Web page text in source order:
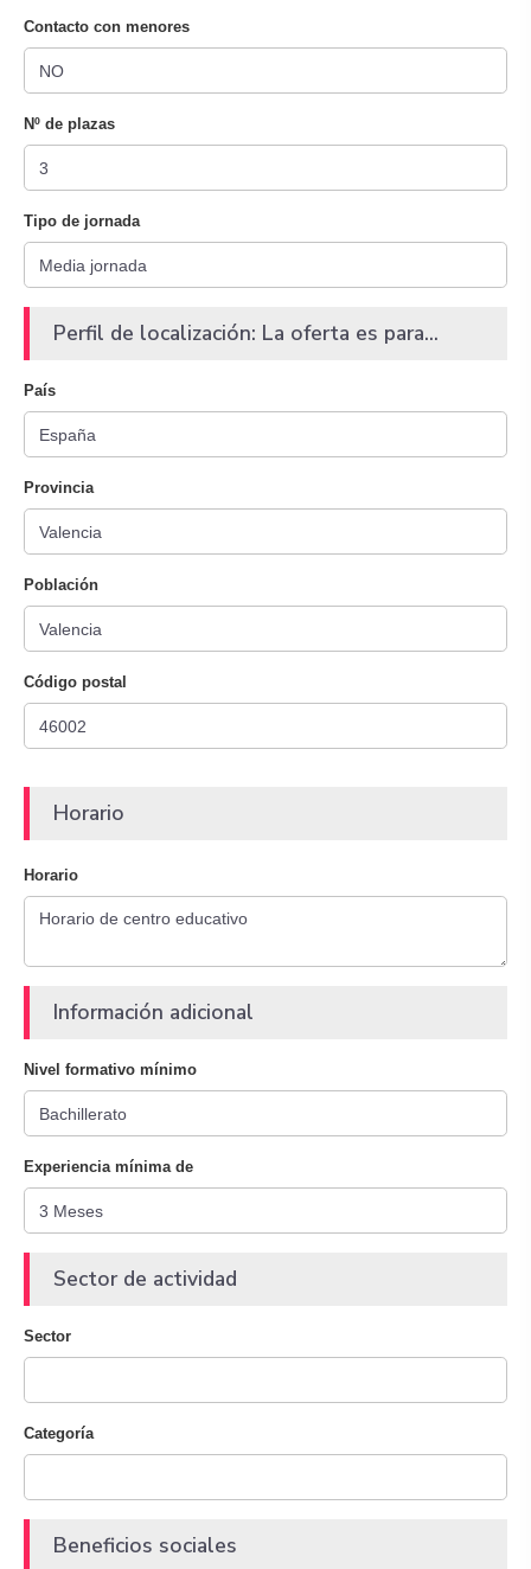
Contacto con menores
Nº de plazas
Tipo de jornada
Perfil de localización: La oferta es para...
País
Provincia
Población
Código postal
Horario
Horario
Información adicional
Nivel formativo mínimo
Experiencia mínima de
Sector de actividad
Sector
Categoría
Beneficios sociales